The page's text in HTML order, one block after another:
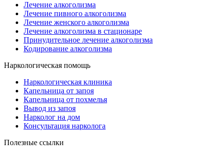
Лечение алкоголизма
Лечение пивного алкоголизма
Лечение женского алкоголизма
Лечение алкоголизма в стационаре
Принудительное лечение алкоголизма
Кодирование алкоголизма
Наркологическая помощь
Наркологическая клиника
Капельница от запоя
Капельница от похмелья
Вывод из запоя
Нарколог на дом
Консультация нарколога
Полезные ссылки